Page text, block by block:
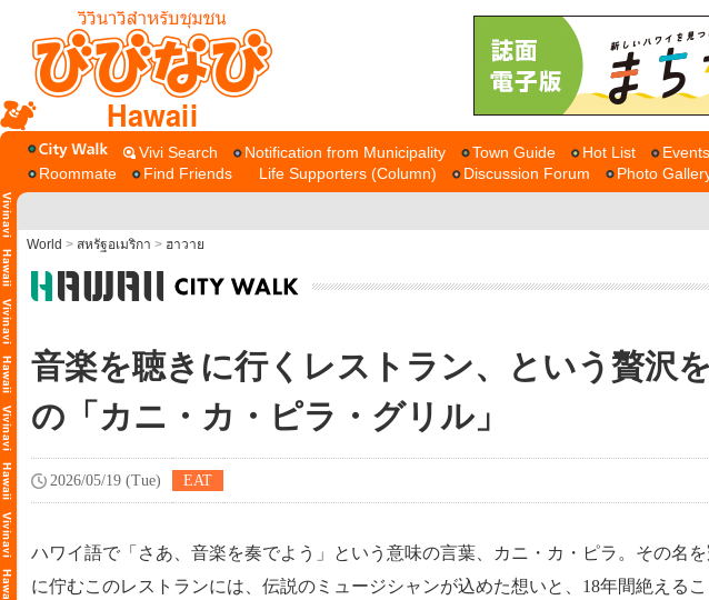
Hawaii
Vivi Search Notification from Municipality Town Guide Hot List Events
Roommate
Find Friends Life Supporters (Column) Discussion Forum Photo
World > สหรัฐอเมริกา > ฮาวาย
音楽を聴きに行くレストラン、という贅沢
の「カニ・カ・ピラ・グリル」
2026/05/19 (Tue) EAT
ハワイ語で「さあ、音楽を奏でよう」という意味の言葉、カニ・カ・ピラ。その名
に佇むこのレストランには、伝説のミュージシャンが込めた想いと、18年間絶える